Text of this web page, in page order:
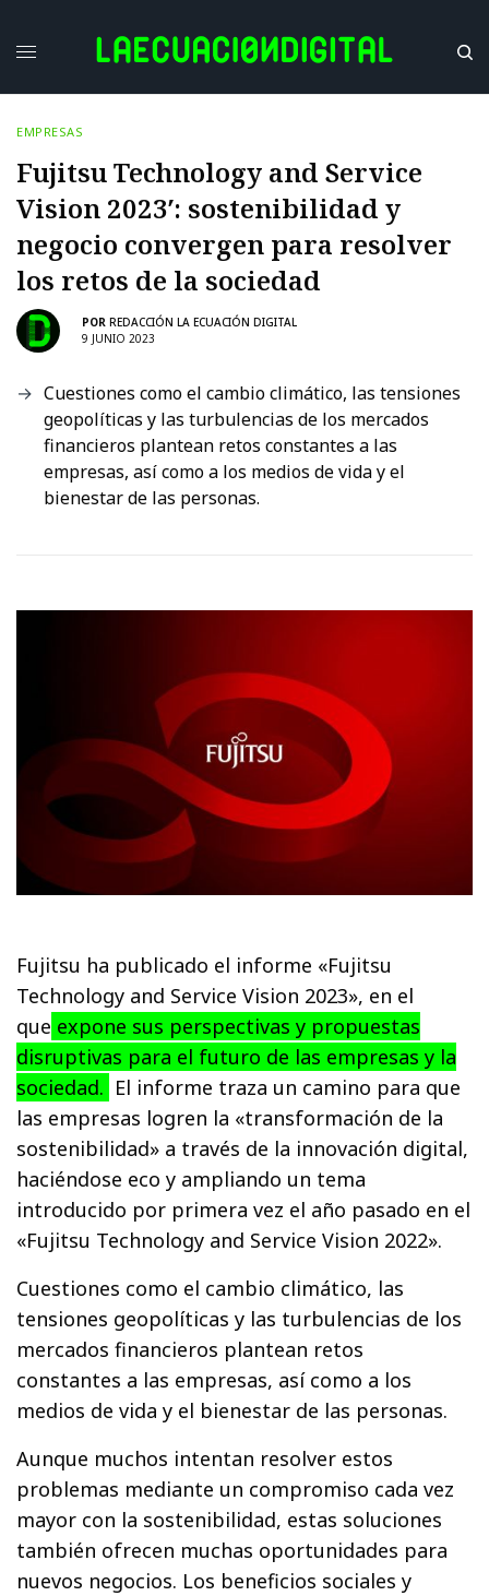
EMPRESAS
Fujitsu Technology and Service
Vision 2023′: sostenibilidad y
negocio convergen para resolver
los retos de la sociedad
POR REDACCIÓN LA ECUACIÓN DIGITAL
9 JUNIO 2023
Cuestiones como el cambio climático, las tensiones
geopolíticas y las turbulencias de los mercados
financieros plantean retos constantes a las
empresas, así como a los medios de vida y el
bienestar de las personas.
Fujitsu ha publicado el informe «Fujitsu
Technology and Service Vision 2023», en el
que expone sus perspectivas y propuestas
disruptivas para el futuro de las empresas y la
sociedad. El informe traza un camino para que
las empresas logren la «transformación de la
sostenibilidad» a través de la innovación digital,
haciéndose eco y ampliando un tema
introducido por primera vez el año pasado en el
«Fujitsu Technology and Service Vision 2022».
Cuestiones como el cambio climático, las
tensiones geopolíticas y las turbulencias de los
mercados financieros plantean retos
constantes a las empresas, así como a los
medios de vida y el bienestar de las personas.
Aunque muchos intentan resolver estos
problemas mediante un compromiso cada vez
mayor con la sostenibilidad, estas soluciones
también ofrecen muchas oportunidades para
nuevos negocios. Los beneficios sociales y